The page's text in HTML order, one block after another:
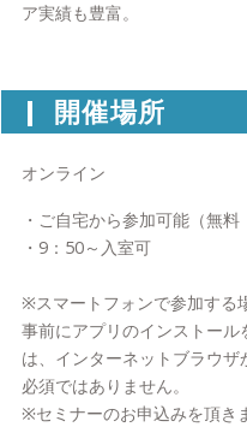
ア実績も豊富。
開催場所
オンライン
・ご自宅から参加可能（無料
・9：50～入室可
※スマートフォンで参加する
事前にアプリのインストー
は、インターネットブラウ
必須ではありません。
※セミナーのお申込みを頂き